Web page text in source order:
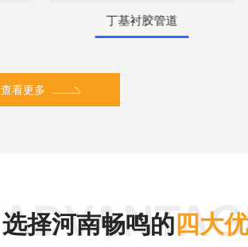
丁基衬胶管道
查看更多
选择河南畅鸣的 四大